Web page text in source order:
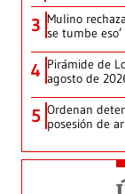
3 Mulino
se tumbe eso’
4 Pirámide de
agosto de
5 Ordenan
posesión de